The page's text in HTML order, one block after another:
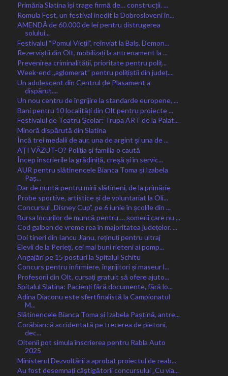
Primăria Slatina își trage firmă de… construcții. ...
Romula Fest, un festival inedit la Dobrosloveni în...
AMENDĂ de 60.000 de lei pentru distrugerea
solului...
Festivalul “Pomul Vieții”, reînviat la Balș. Demon...
Rezerviștii din Olt, mobilizați la antrenament la ...
Prevenirea criminalității, prioritate pentru poliț...
Week-end ,,aglomerat” pentru polițiștii din județ....
Un adolescent din Centrul de Plasament a
dispărut....
Un nou centru de îngrijire la standarde europene, ...
Bani pentru 10 localități din Olt pentru proiecte ...
Festivalul de Teatru Școlar: Trupa ART de la Palat...
Minoră dispărută din Slatina
Încă trei medalii de aur, una de argint și una de ...
AȚI VĂZUT-O? Poliția și familia o caută
Încep înscrierile la grădiniță, creșă și în servic...
AUR pentru slătinencele Bianca Toma și Izabela
Paș...
Dar de nuntă pentru mirii slătineni, de la primărie
Probe sportive, artistice și de voluntariat la Oli...
Concursul „Disney Cup”, pe 6 iunie în școlile din ...
Bursa locurilor de muncă pentru…. șomerii care nu ...
Cod galben de vreme rea în majoritatea județelor. ...
Doi tineri din Iancu Jianu, reținuți pentru ultraj
Elevii de la Perieți, cei mai buni rieteni ai pomp...
Angajări pe 15 posturi la Spitalul Schitu
Concurs pentru infirmiere, îngrijitori și maseur l...
Profesorii din Olt, cursați gratuit să ofere ajuto...
Spitalul Slatina: Pacienți fără documente, fără lo...
Adina Diaconu este sfertfinalistă la Campionatul
M...
Slătinencele Bianca Toma și Izabela Paștină, antre...
Corăbiancă accidentată pe trecerea de pietoni,
dec...
Oltenii pot simula înscrierea pentru Rabla Auto
2025
Ministerul Dezvoltării a aprobat proiectul de reab...
Au fost desemnați câștigătorii concursului „Cu via...